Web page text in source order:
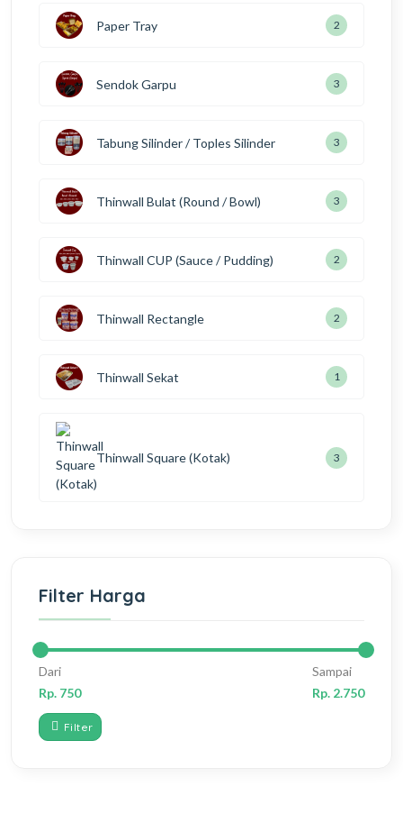
Paper Tray 3
Sendok Garpu 5
Tabung Silinder / Toples Silinder 5
Thinwall Bulat (Round / Bowl) 5
Thinwall CUP (Sauce / Pudding) 4
Thinwall Rectangle 4
Thinwall Sekat 2
Thinwall Square (Kotak) 6
Filter Harga
Dari
Rp. 750
Sampai
Rp. 2.750
Filter